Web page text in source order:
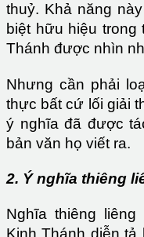
thuỷ. Khả năng
biệt hữu hiệu trong
Thánh được nhìn
Nhưng cần phải
thực bất cứ lối giải
ý nghĩa đã được
bản văn họ viết ra.
2. Ý nghĩa thiêng
Nghĩa thiêng
Kinh Thánh diễn